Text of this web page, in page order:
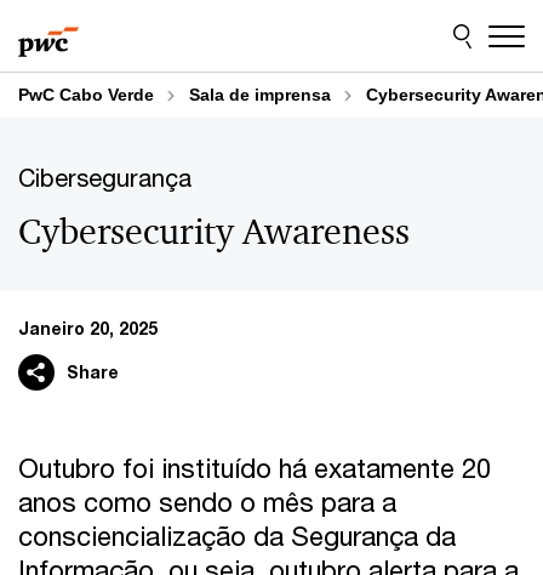
to
content
to
footer
PwC Cabo Verde Sala de imprensa Cybersecurity
Cibersegurança
Cybersecurity Awareness
Janeiro 20, 2025
Share
Outubro foi instituído há exatamente 20
anos como sendo o mês para a
consciencialização da Segurança da